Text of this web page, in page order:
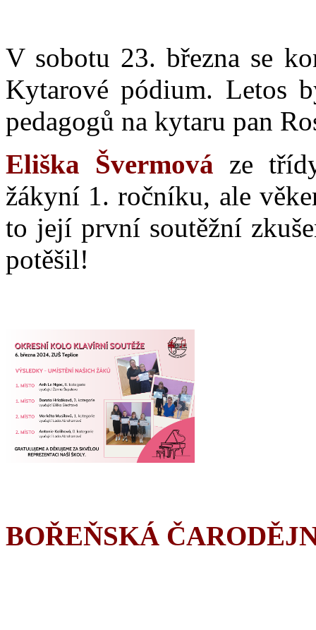
V sobotu 23. března se
Kytarové pódium. Letos
pedagogů na kytaru pan
Eliška Švermová ze
žákyní 1. ročníku, ale
to její první soutěžní
potěšil!
BOŘEŇSKÁ